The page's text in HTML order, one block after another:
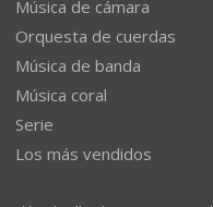
Música de cámara
Orquesta de cuerdas
Música de banda
Música coral
Serie
Los más vendidos